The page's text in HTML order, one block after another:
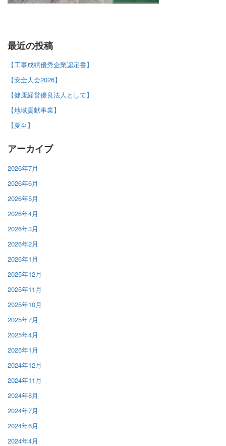
最近の投稿
【工事成績優秀企業認定書】
【安全大会2026】
【健康経営優良法人として】
【地域貢献事業】
【夏至】
アーカイブ
2026年7月
2026年6月
2026年5月
2026年4月
2026年3月
2026年2月
2026年1月
2025年12月
2025年11月
2025年10月
2025年7月
2025年4月
2025年1月
2024年12月
2024年11月
2024年8月
2024年7月
2024年6月
2024年4月